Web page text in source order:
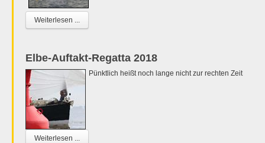
Weiterlesen ...
Elbe-Auftakt-Regatta 2018
Pünktlich heißt noch lange nicht zur rechten Zeit
Weiterlesen ...